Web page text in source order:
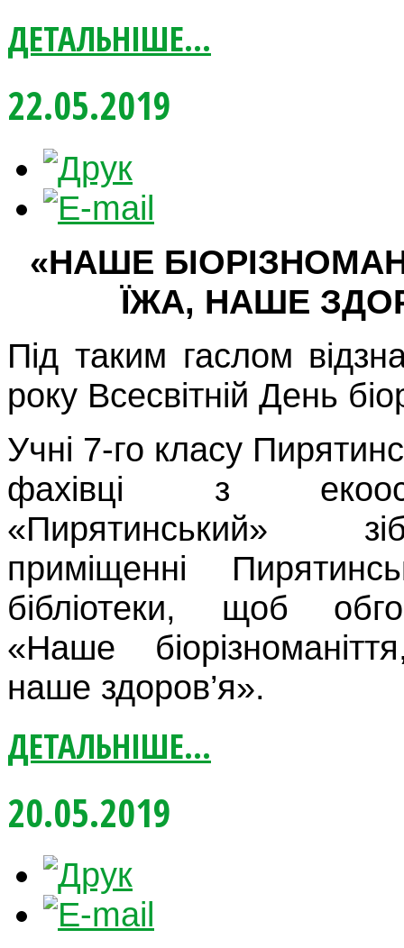
ДЕТАЛЬНІШЕ...
22.05.2019
«НАШЕ
ЇЖА, НАШЕ
Під таким гаслом
року Всесвітній День
Учні 7-го класу
фахівці з
«Пирятинський»
приміщенні
бібліотеки, щоб
«Наше
наше здоров’я».
ДЕТАЛЬНІШЕ...
20.05.2019